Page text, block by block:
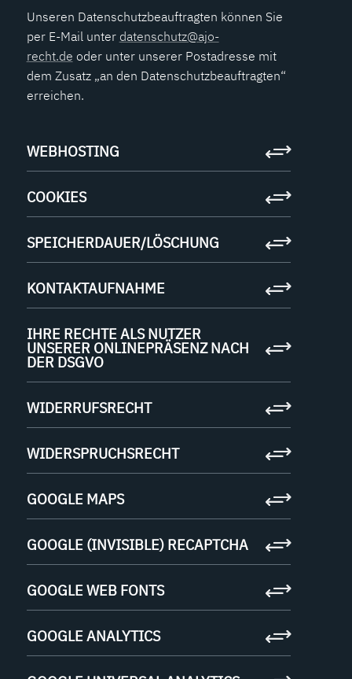
Unseren Datenschutzbeauftragten können Sie
per E-Mail unter datenschutz@ajo-
recht.de oder unter unserer Postadresse mit
dem Zusatz „an den Datenschutzbeauftragten“
erreichen.
WEBHOSTING
COOKIES
SPEICHERDAUER/LÖSCHUNG
KONTAKTAUFNAHME
IHRE RECHTE ALS NUTZER
UNSERER ONLINEPRÄSENZ NACH
DER DSGVO
WIDERRUFSRECHT
WIDERSPRUCHSRECHT
GOOGLE MAPS
GOOGLE (INVISIBLE) RECAPTCHA
GOOGLE WEB FONTS
GOOGLE ANALYTICS